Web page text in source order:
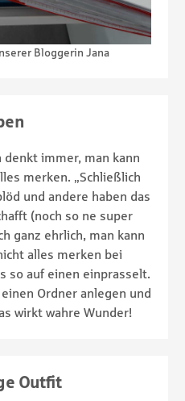
Bloggerin Jana
denkt immer, man kann
merken. „Schließlich
und andere haben das
(noch so ne super
ganz ehrlich, man kann
alles merken bei
so auf einen einprasselt.
Ordner anlegen und
wirkt wahre Wunder!
Outfit